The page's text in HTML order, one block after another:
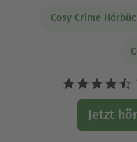
Cosy Crime
Jetzt